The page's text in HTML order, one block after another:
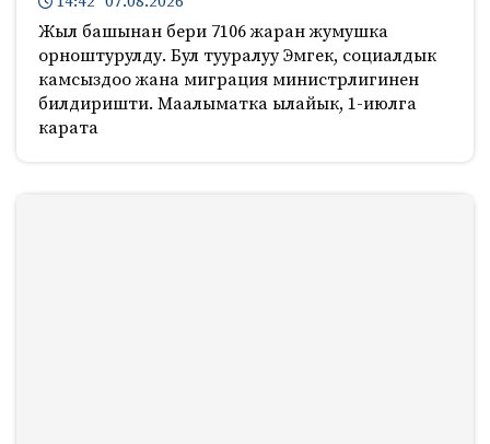
Жыл башынан бери 7106 жаран жумушка
орноштурулду. Бул тууралуу Эмгек, социалдык
камсыздоо жана миграция министрлигинен
билдиришти. Маалыматка ылайык, 1-июлга
карата